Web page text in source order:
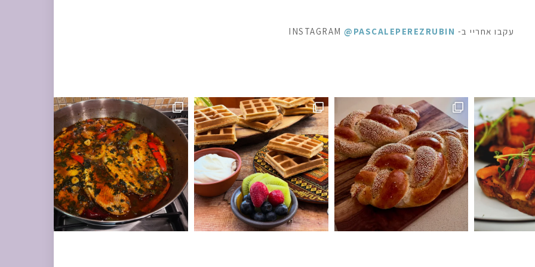
עקבו אחריי ב- INSTAGRAM @PASCALEPEREZRUBIN
#חלהלשבת #
מתוקה - ופל בלגי, בלינצ׳ס ובראוניז שוקולד: ק⁨ לפעמים כל מילה מיותרת . סיר דגים עשיר בעשבי תיבו